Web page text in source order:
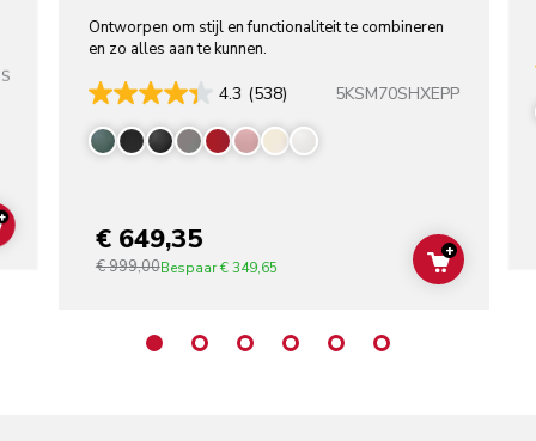
ADD TO CART
Ontworpen om stijl en functionaliteit te combineren
en zo alles aan te kunnen.
4.3 (538) 5KSM70SHXEPP
€ 649,35
€ 999,00Bespaar€ 349,65 ADD TO
+